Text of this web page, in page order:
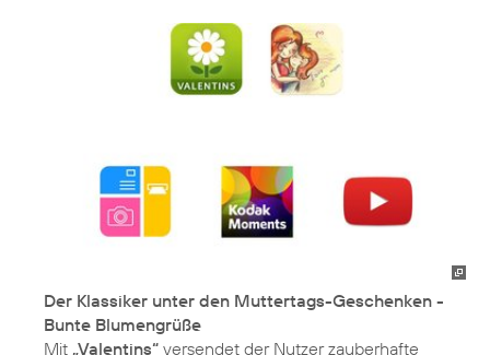
Der Klassiker unter den Muttertags-Geschenken -
Bunte Blumengrüße
Mit „Valentins“ versendet der Nutzer zauberhafte